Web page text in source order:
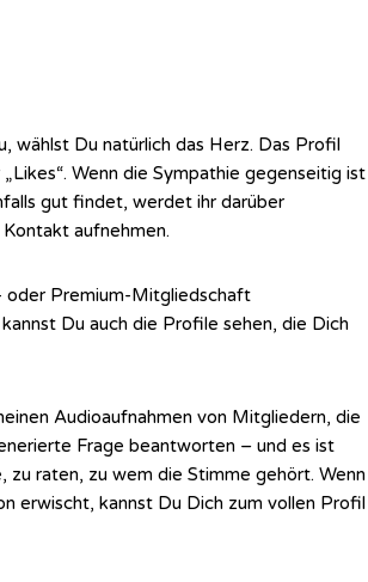
wählst Du natürlich das Herz. Das Profil
Wenn die Sympathie gegenseitig ist
gut findet, werdet ihr darüber
aufnehmen.
oder Premium-Mitgliedschaft
Du auch die Profile sehen, die Dich
Audioaufnahmen von Mitgliedern, die
Frage beantworten – und es ist
zu raten, zu wem die Stimme gehört. Wenn
erwischt, kannst Du Dich zum vollen Profil